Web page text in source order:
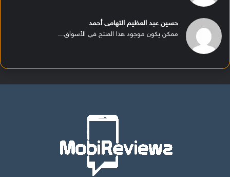
حسين عبد العظيم التهامى أحمد
ممكن يكون موجود هذا المنتج في الأسواق...